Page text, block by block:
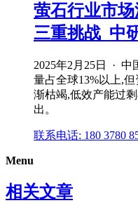
萤石行业市
三重挑战_中
2025年2月25日 ·
量占全球13%以上,
渐枯竭,低效产能过
出。
联系电话: 180 3780
Menu
相关文章